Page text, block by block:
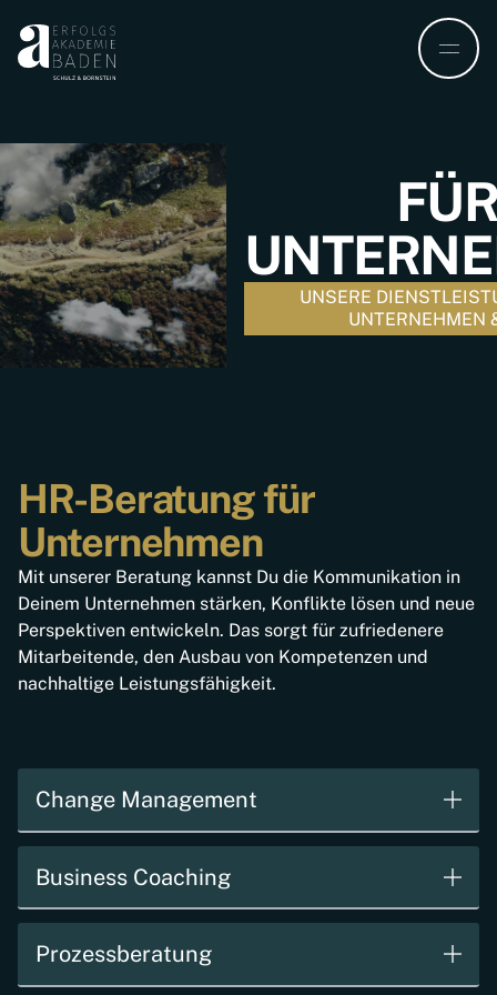
UNSERE
UNTERNEHMEN
HR-Beratung für
Unternehmen
Mit unserer Beratung kannst Du die Kommunikation in
Deinem Unternehmen stärken, Konflikte lösen und neue
Perspektiven entwickeln. Das sorgt für zufriedenere
Mitarbeitende, den Ausbau von Kompetenzen und
nachhaltige Leistungsfähigkeit.
Change Management
Wir leben von Veränderungen. Diese bringen uns
weiter und sichern nachhaltig unsere Zukunft.Wir
konnten in vielen Change Management-Situationen
die Mitarbeiter und Führungskräfte für den neuen
Weg motivieren, begeistern und dadurch
Business Coaching
Unser Businesscoaching für Führungskräfte deckt
eine Vielzahl an Themen ab.
Prozessberatung